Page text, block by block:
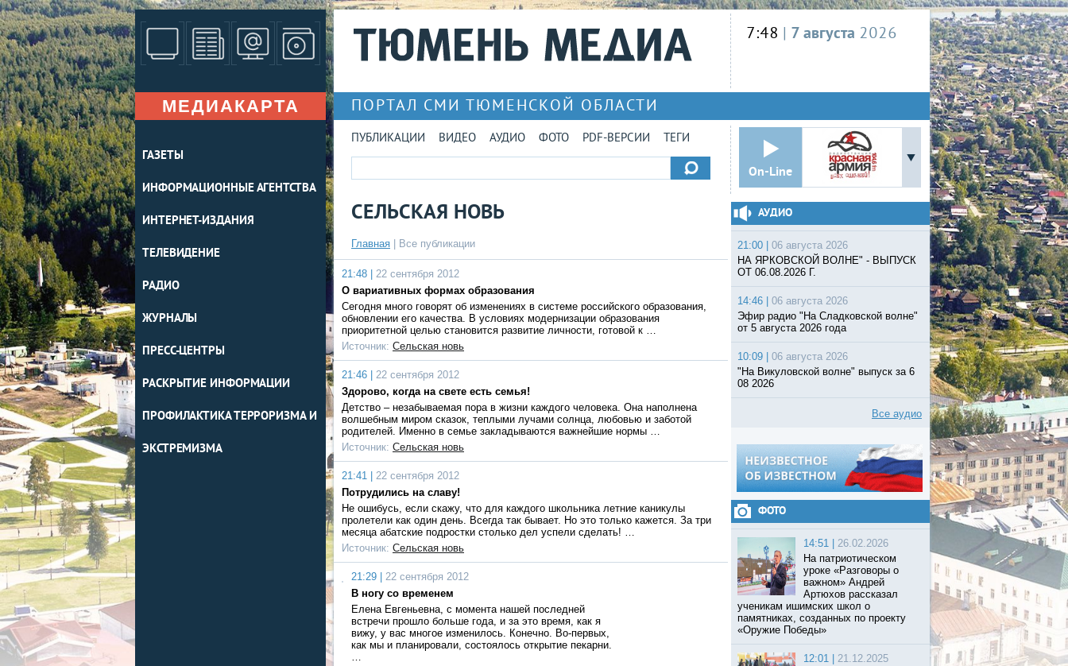
МЕДИАКАРТА
ГАЗЕТЫ
ИНФОРМАЦИОННЫЕ АГЕНТСТВА
ИНТЕРНЕТ-ИЗДАНИЯ
ТЕЛЕВИДЕНИЕ
РАДИО
ЖУРНАЛЫ
ПРЕСС-ЦЕНТРЫ
РАСКРЫТИЕ ИНФОРМАЦИИ
ПРОФИЛАКТИКА ТЕРРОРИЗМА И
ЭКСТРЕМИЗМА
7:48 | 7 августа 2026
ПОРТАЛ СМИ ТЮМЕНСКОЙ ОБЛАСТИ
ПУБЛИКАЦИИ ВИДЕО АУДИО ФОТО PDF-ВЕРСИИ ТЕГИ
On-Line
СЕЛЬСКАЯ НОВЬ
Главная Все публикации
21:48 |
22 сентября 2012
О вариативных формах образования
Сегодня много говорят об изменениях в системе российского образования,
обновлении его качества. В условиях модернизации образования
приоритетной целью становится развитие личности, готовой к …
Источник: Сельская новь
21:46 |
22 сентября 2012
Здорово, когда на свете есть семья!
Детство – незабываемая пора в жизни каждого человека. Она наполнена
волшебным миром сказок, теплыми лучами солнца, любовью и заботой
родителей. Именно в семье закладываются важнейшие нормы …
Источник: Сельская новь
21:41 |
22 сентября 2012
Потрудились на славу!
Не ошибусь, если скажу, что для каждого школьника летние каникулы
пролетели как один день. Всегда так бывает. Но это только кажется. За три
месяца абатские подростки столько дел успели сделать! …
Источник: Сельская новь
21:29 |
22 сентября 2012
В ногу со временем
Елена Евгеньевна, с момента нашей последней
встречи прошло больше года, и за это время, как я
вижу, у вас многое изменилось. Конечно. Во-первых,
как мы и планировали, состоялось открытие пекарни.
…
АУДИО
21:00 |
06 августа 2026
НА ЯРКОВСКОЙ ВОЛНЕ" - ВЫПУСК
ОТ 06.08.2026 Г.
14:46 |
06 августа 2026
Эфир радио "На Сладковской волне"
от 5 августа 2026 года
10:09 |
06 августа 2026
"На Викуловской волне" выпуск за 6
08 2026
Все аудио
ФОТО
14:51 |
26.02.2026
На патриотическом
уроке «Разговоры о
важном» Андрей
Артюхов рассказал
ученикам ишимских школ о
памятниках, созданных по проекту
«Оружие Победы»
12:01 |
21.12.2025